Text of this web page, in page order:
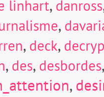
linhart, danross
,
, deck,
, des, desbordes,
,